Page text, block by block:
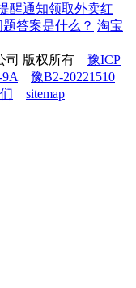
醒通知领取外卖红
答案是什么？ 淘宝
司 版权所有 豫ICP
豫B2-20221510
sitemap